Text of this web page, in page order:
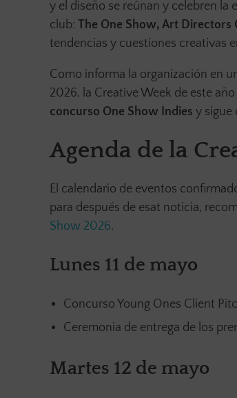
y el diseño se reúnan y celebren
club: The One Show, Art Directors
tendencias y cuestiones creativas
Como informa la organización en
2026, la Creative Week de este
concurso One Show Indies y sigue
Agenda de la
El calendario de eventos
para después de esat noticia,
Show 2026.
Lunes 11 de mayo
Concurso Young Ones Client
Ceremonia de entrega de los
Martes 12 de mayo